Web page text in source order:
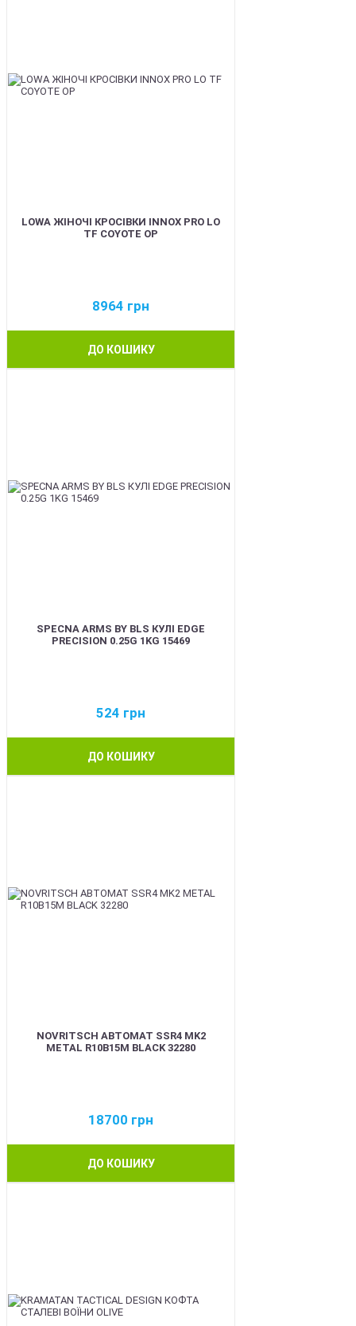
LOWA ЖІНОЧІ КРОСІВКИ INNOX PRO LO
TF COYOTE OP
8964 грн
ДО КОШИКУ
SPECNA ARMS BY BLS КУЛІ EDGE
PRECISION 0.25G 1KG 15469
524 грн
ДО КОШИКУ
NOVRITSCH АВТОМАТ SSR4 MK2
METAL R10B15M BLACK 32280
18700 грн
ДО КОШИКУ